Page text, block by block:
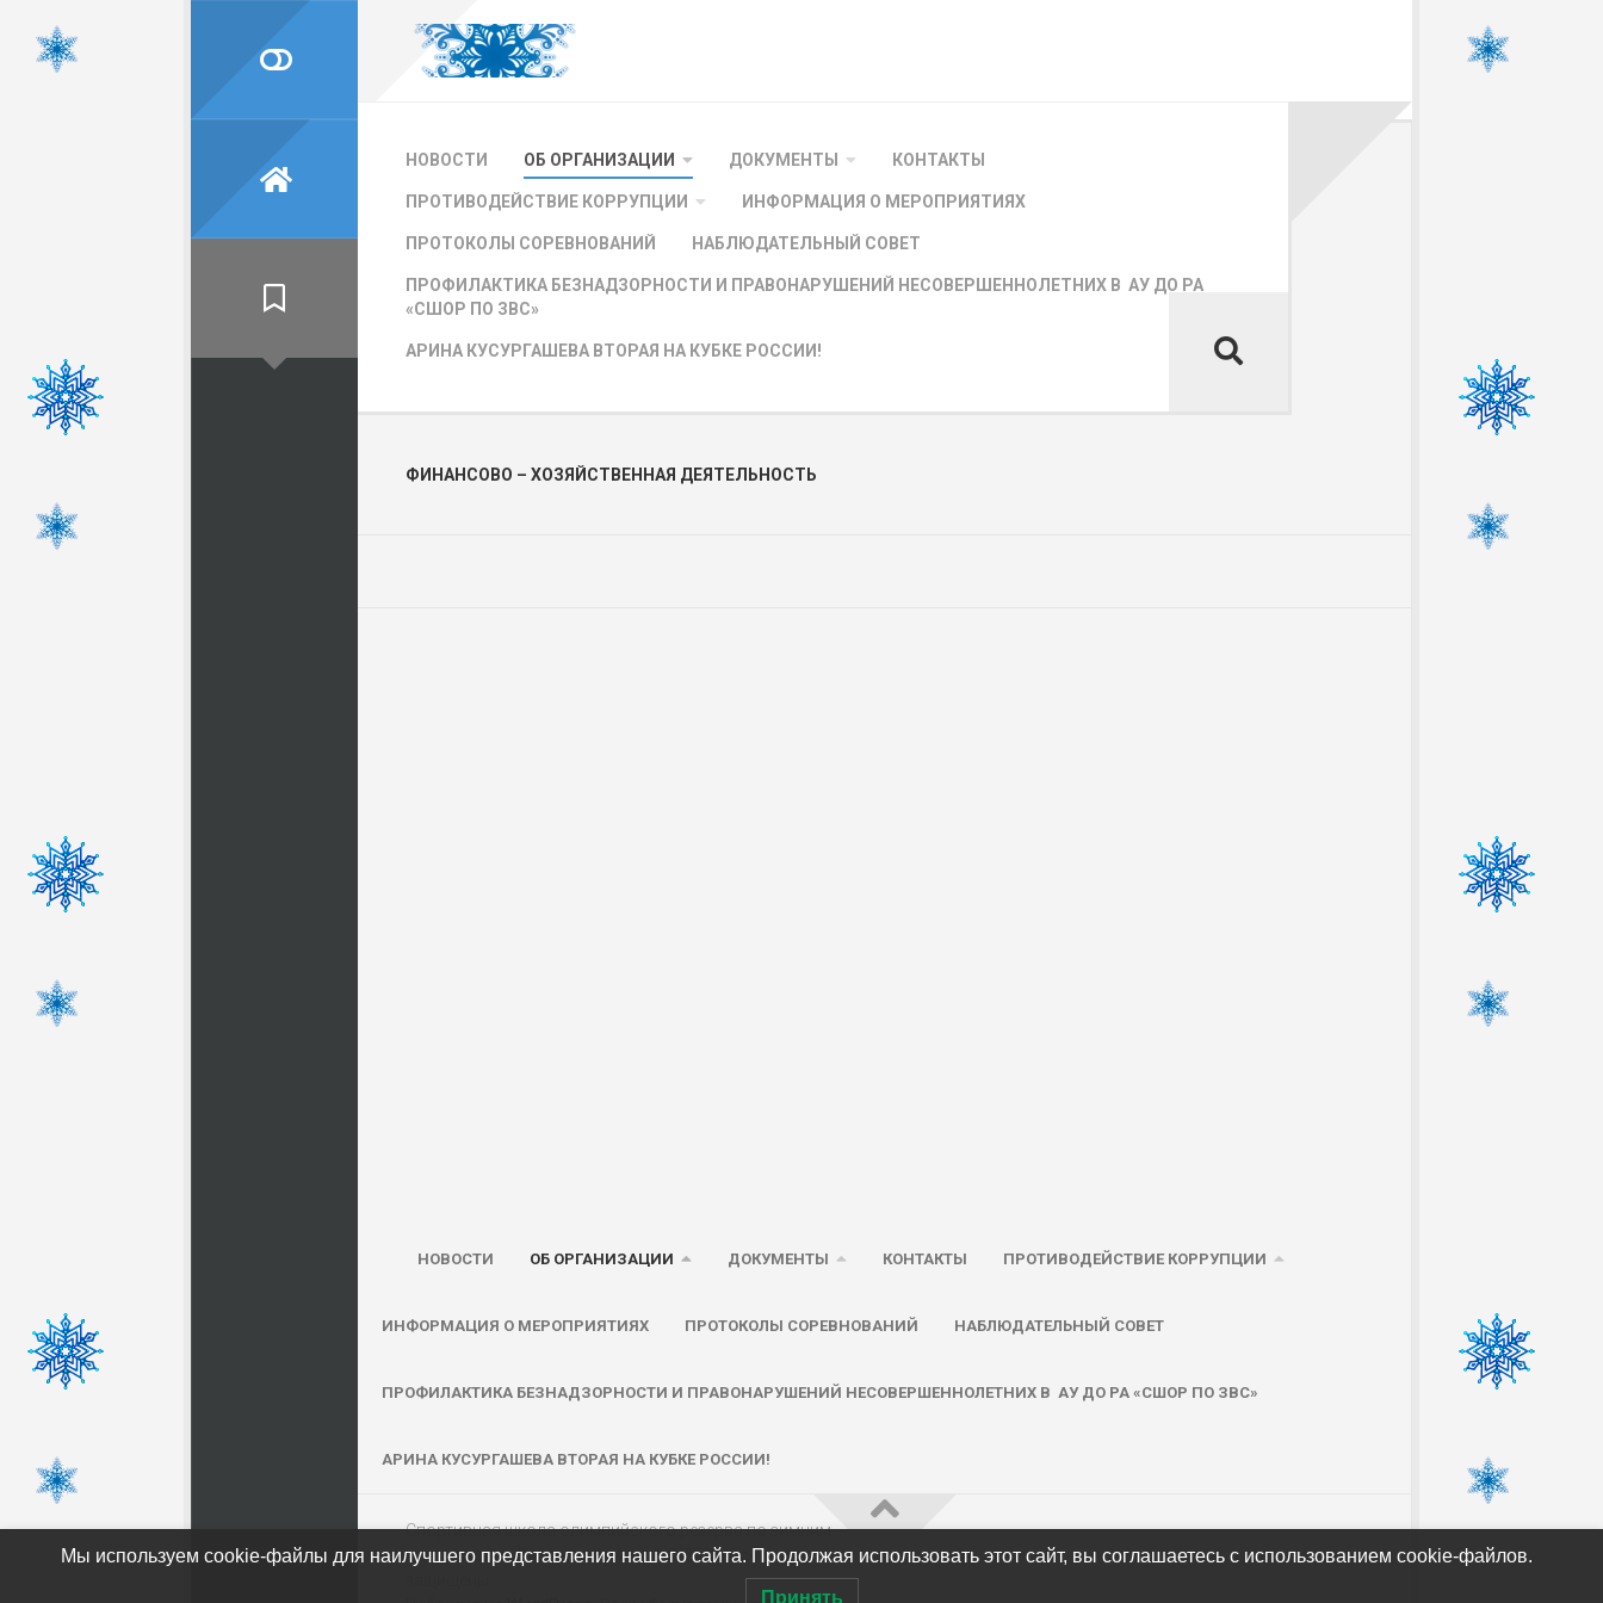
content
НОВОСТИ ОБ ОРГАНИЗАЦИИ ДОКУМЕНТЫ КОНТАКТЫ
ПРОТИВОДЕЙСТВИЕ КОРРУПЦИИ ИНФОРМАЦИЯ О МЕРОПРИЯТИЯХ
ПРОТОКОЛЫ СОРЕВНОВАНИЙ НАБЛЮДАТЕЛЬНЫЙ СОВЕТ
ПРОФИЛАКТИКА БЕЗНАДЗОРНОСТИ И ПРАВОНАРУШЕНИЙ НЕСОВЕРШЕННОЛЕТНИХ В АУ ДО РА
«СШОР ПО ЗВС»
АРИНА КУСУРГАШЕВА ВТОРАЯ НА КУБКЕ РОССИИ!
ФИНАНСОВО – ХОЗЯЙСТВЕННАЯ ДЕЯТЕЛЬНОСТЬ
НОВОСТИ ОБ ОРГАНИЗАЦИИ ДОКУМЕНТЫ КОНТАКТЫ ПРОТИВОДЕЙСТВИЕ КОРРУПЦИИ
ИНФОРМАЦИЯ О МЕРОПРИЯТИЯХ ПРОТОКОЛЫ СОРЕВНОВАНИЙ НАБЛЮДАТЕЛЬНЫЙ СОВЕТ
ПРОФИЛАКТИКА БЕЗНАДЗОРНОСТИ И ПРАВОНАРУШЕНИЙ НЕСОВЕРШЕННОЛЕТНИХ В АУ ДО РА «СШОР ПО ЗВС»
АРИНА КУСУРГАШЕВА ВТОРАЯ НА КУБКЕ РОССИИ!
Спортивная школа олимпийского резерва по зимним
видам спорта Республики Алтай © 2026. Все права
Мы используем cookie-файлы для наилучшего представления нашего сайта. Продолжая использовать этот сайт, вы соглашаетесь с использованием cookie-файлов.
Принять